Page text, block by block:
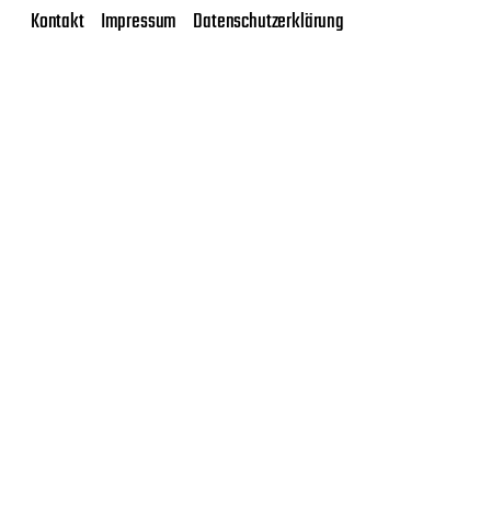
Kontakt Impressum Datenschutzerklärung